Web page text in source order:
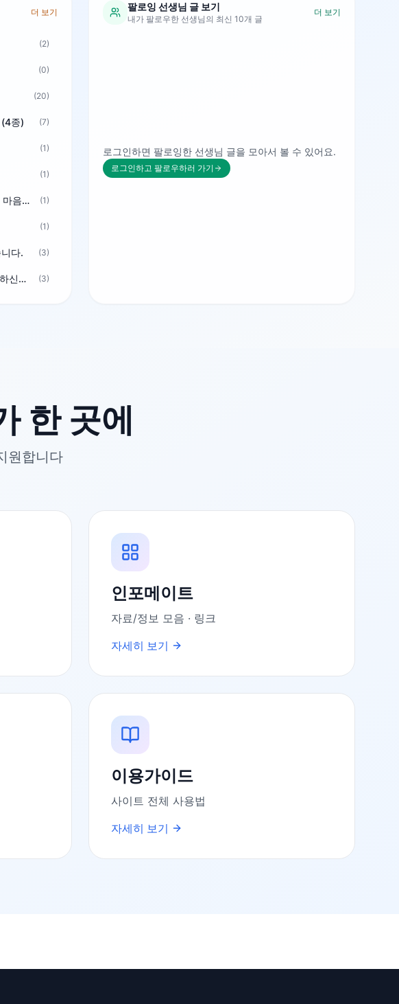
더 보기
(2)
(0)
(20)
종) (7)
(1)
(1)
📢 ForEducator를 소문내주세요! 감사의 마음을 담은 포인트 선물 (1)
(1)
다. (3)
갑자기 사용자가 많아졌어요?! 오늘 가입하신분^^ (3)
팔로잉 선생님 글 보기
내가 팔로우한 선생님의 최신 10개 글
더 보기
로그인하면 팔로잉한 선생님 글을 모아서 볼 수 있어요.
로그인하고 팔로우하러 가기
한 곳에
원합니다
인포메이트
자료/정보 모음 · 링크
자세히 보기
이용가이드
사이트 전체 사용법
자세히 보기